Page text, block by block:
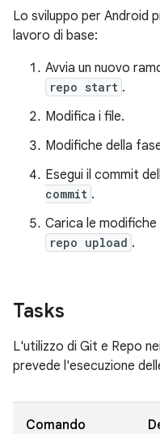
Lo sviluppo per Android
lavoro di base:
Avvia un nuovo
repo start .
Modifica i file.
Modifiche della
Esegui il commit
commit .
Carica le modifiche
repo upload .
Tasks
L'utilizzo di Git e Repo
prevede l'esecuzione
Comando